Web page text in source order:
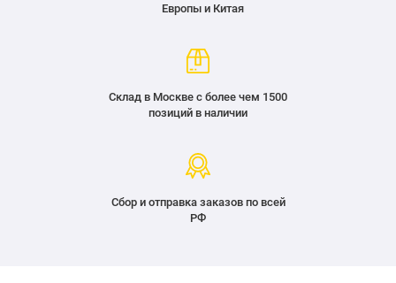
Европы и Китая
Склад в Москве с более чем 1500
позиций в наличии
Сбор и отправка заказов по всей
РФ